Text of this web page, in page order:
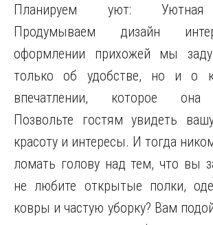
Планируем уют: Уютная
Продумываем дизайн
оформлении прихожей мы
только об удобстве, но и о
впечатлении, которое она
Позвольте гостям увидеть
красоту и интересы. И тогда
ломать голову над тем, что вы
не любите открытые полки,
ковры и частую уборку? Вам